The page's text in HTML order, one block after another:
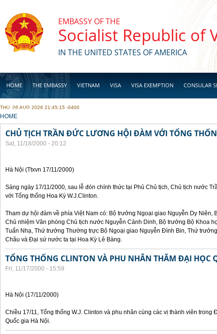
EMBASSY OF THE
Socialist Republic of
IN THE UNITED STATES OF AMERICA
HOME THE EMBASSY VIETNAM VISA VISA EXEMPTION CONSULAR
BUSINESS
THU, 06 AUG 2026 21:45:15 -0400
YOU ARE HERE
HOME
CHỦ TỊCH TRẦN ĐỨC LƯƠNG HỘI ĐÀM VỚI TỔNG
Sat, 11/18/2000 - 20:12
Hà Nội (Ttxvn 17/11/2000)
Sáng ngày 17/11/2000, sau lễ đón chính thức tại Phủ Chủ tịch, Chủ tịch nước
với Tổng thống Hoa Kỳ W.J.Clinton.
Tham dự hội đàm về phía Việt Nam có: Bộ trưởng Ngoại giao Nguyễn Dy Niên,
Chủ nhiệm Văn phòng Chủ tịch nước Nguyễn Cảnh Dinh, Bộ trưởng Bộ Khoa
Tuấn Nhạ, Thứ trưởng Thường trực Bộ Ngoại giao Nguyễn Đình Bin, Thứ
Châu và Đại sứ nước ta tại Hoa Kỳ Lê Bàng.
TỔNG THỐNG CLINTON VÀ PHU NHÂN THĂM ĐẠI HỌC
Fri, 11/17/2000 - 15:59
Hà Nội (17/11/2000)
Chiều 17/11, Tổng thống W.J. Clinton và phu nhân cùng các vị thành viên
Quốc gia Hà Nội.